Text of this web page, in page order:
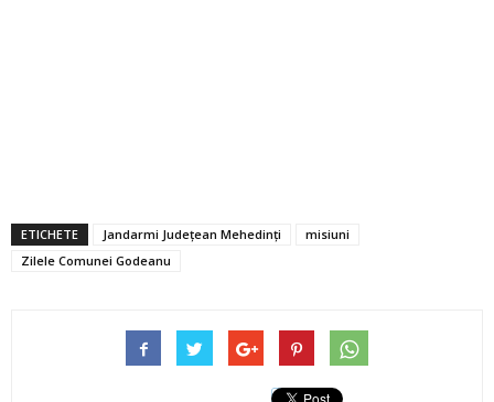
ETICHETE Jandarmi Judeţean Mehedinţi
misiuni
Zilele Comunei Godeanu